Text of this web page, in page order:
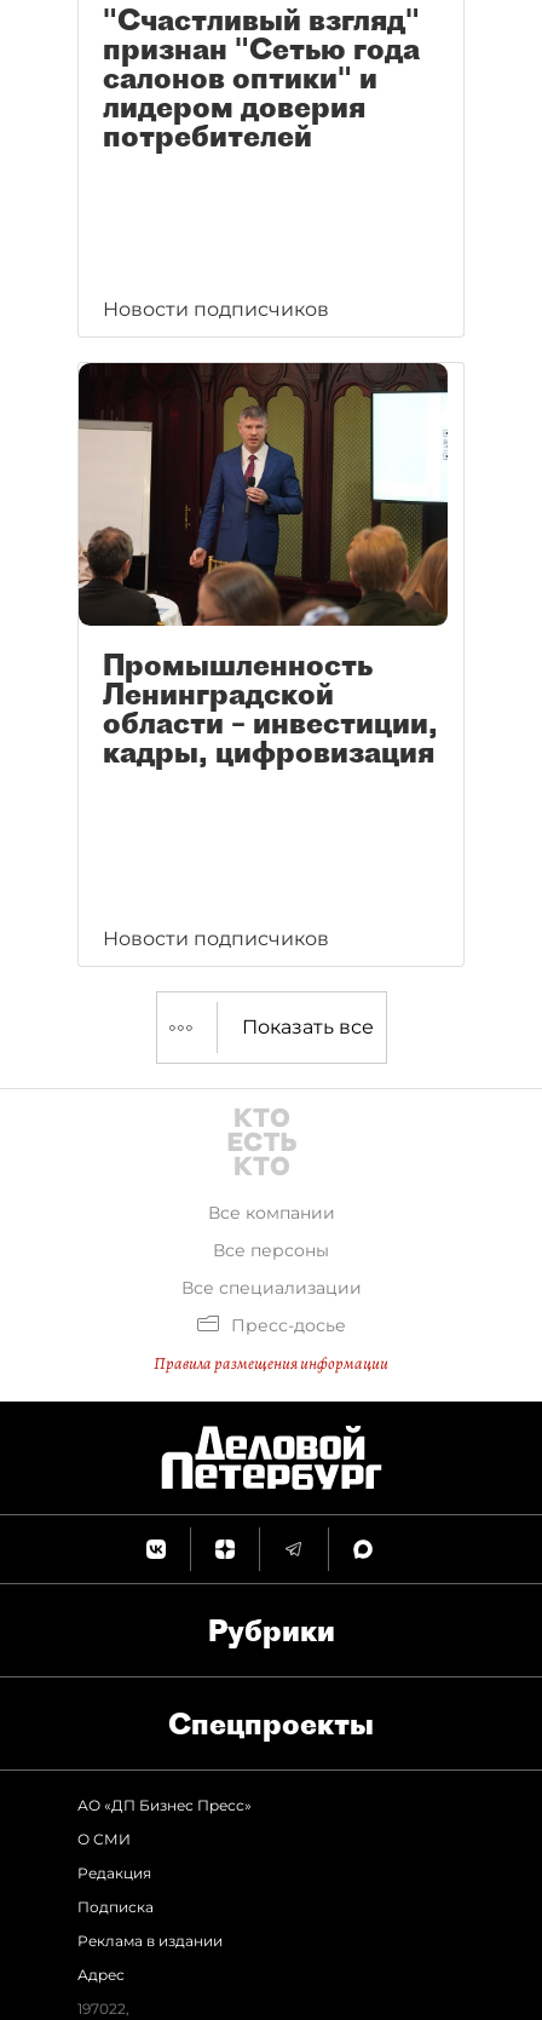
"Счастливый взгляд"
признан "Сетью года
салонов оптики" и
лидером доверия
потребителей
Новости подписчиков
Промышленность
Ленинградской
области – инвестиции,
кадры, цифровизация
Новости подписчиков
Показать все
Все компании
Все персоны
Все специализации
Пресс-досье
Правила размещения информации
Рубрики
Спец­проекты
АО «ДП Бизнес Пресс»
О СМИ
Редакция
Подписка
Реклама в издании
Адрес
197022,